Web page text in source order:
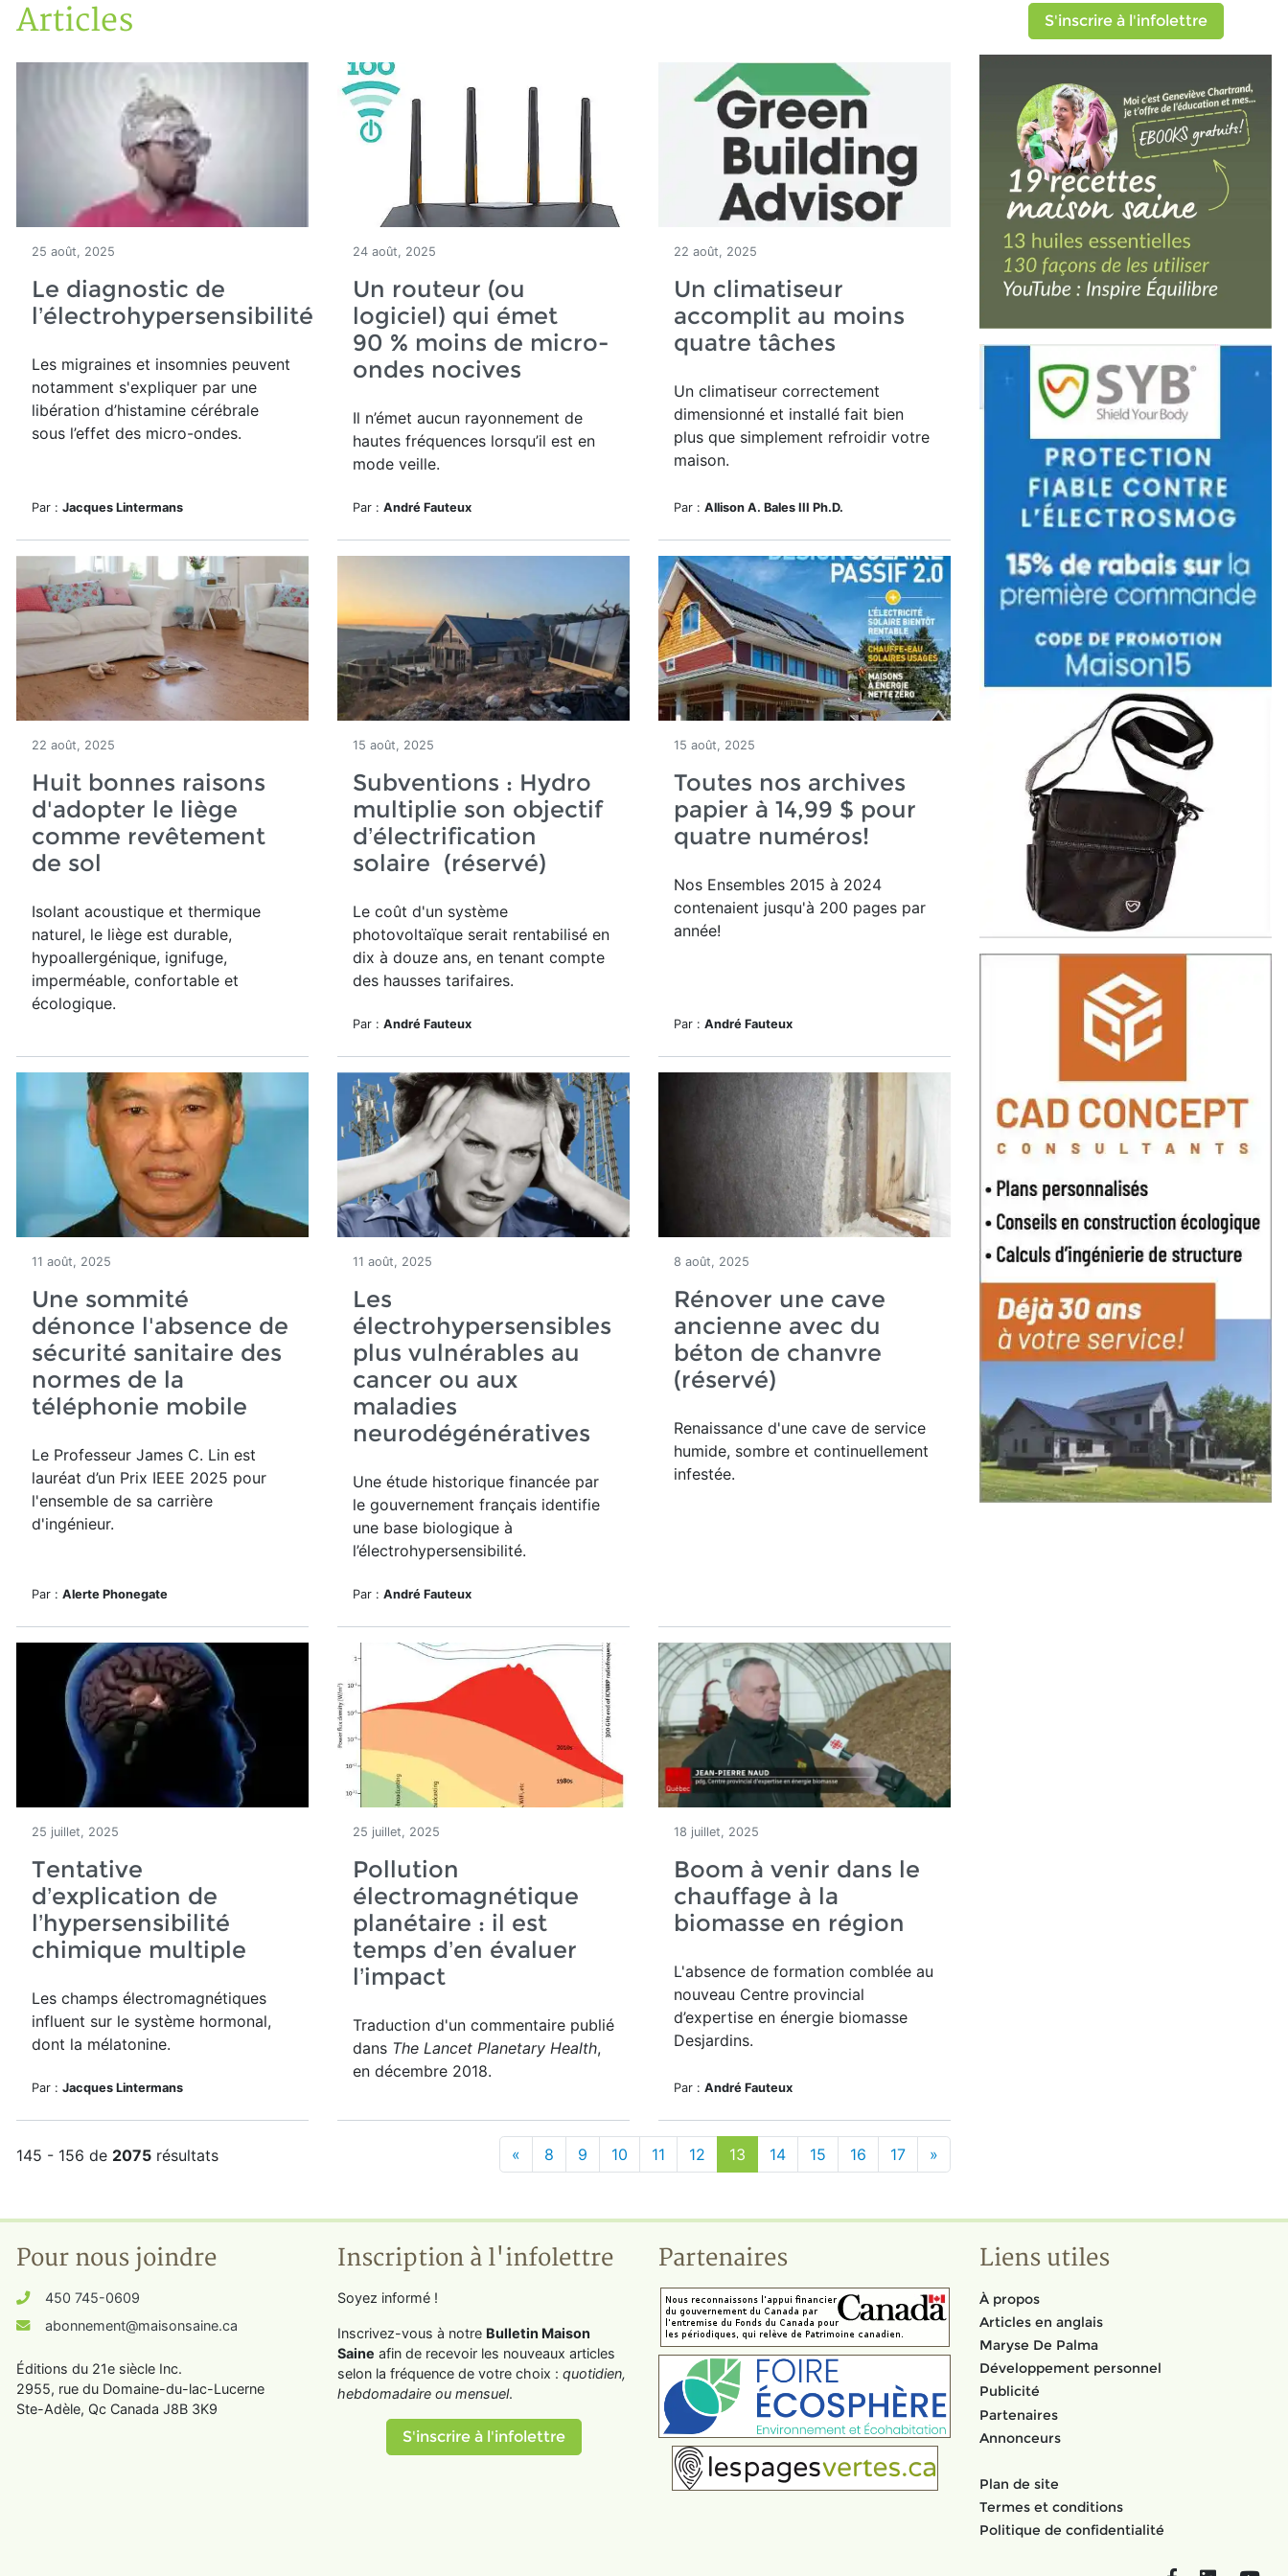
Accueil
Articles
Articles
25 août, 2025
Le diagnostic de
l’électrohypersensibilité
Les migraines et insomnies peuvent
notamment s'expliquer par une
libération d’histamine cérébrale
sous l’effet des micro-ondes.
Par : Jacques Lintermans
24 août, 2025
Un routeur (ou
logiciel) qui émet
90 % moins de micro-
ondes nocives
Il n’émet aucun rayonnement de
hautes fréquences lorsqu’il est en
mode veille.
Par : André Fauteux
22 août, 2025
Un climatiseur
accomplit au moins
quatre tâches
Un climatiseur correctement
dimensionné et installé fait bien
plus que simplement refroidir votre
maison.
Par : Allison A. Bales III Ph.D.
22 août, 2025
Huit bonnes raisons
d'adopter le liège
comme revêtement
de sol
Isolant acoustique et thermique
naturel, le liège est durable,
hypoallergénique, ignifuge,
imperméable, confortable et
écologique.
15 août, 2025
Subventions : Hydro
multiplie son objectif
d’électrification
solaire (réservé)
Le coût d'un système
photovoltaïque serait rentabilisé en
dix à douze ans, en tenant compte
des hausses tarifaires.
Par : André Fauteux
15 août, 2025
Toutes nos archives
papier à 14,99 $ pour
quatre numéros!
Nos Ensembles 2015 à 2024
contenaient jusqu'à 200 pages par
année!
Par : André Fauteux
11 août, 2025
Une sommité
dénonce l'absence de
sécurité sanitaire des
normes de la
téléphonie mobile
Le Professeur James C. Lin est
lauréat d’un Prix IEEE 2025 pour
l'ensemble de sa carrière
d'ingénieur.
Par : Alerte Phonegate
11 août, 2025
Les
électrohypersensibles
plus vulnérables au
cancer ou aux
maladies
neurodégénératives
Une étude historique financée par
le gouvernement français identifie
une base biologique à
l’électrohypersensibilité.
Par : André Fauteux
8 août, 2025
Rénover une cave
ancienne avec du
béton de chanvre
(réservé)
Renaissance d'une cave de service
humide, sombre et continuellement
infestée.
25 juillet, 2025
Tentative
d’explication de
l’hypersensibilité
chimique multiple
Les champs électromagnétiques
influent sur le système hormonal,
dont la mélatonine.
Par : Jacques Lintermans
25 juillet, 2025
Pollution
électromagnétique
planétaire : il est
temps d’en évaluer
l’impact
Traduction d'un commentaire publié
dans The Lancet Planetary Health,
en décembre 2018.
18 juillet, 2025
Boom à venir dans le
chauffage à la
biomasse en région
L'absence de formation comblée au
nouveau Centre provincial
d’expertise en énergie biomasse
Desjardins.
Par : André Fauteux
145 - 156 de 2075 résultats « 8 9 10 11 12 13 14 15 16 17 »
S'inscrire à l'infolettre
Pour nous joindre
450 745-0609
abonnement@maisonsaine.ca
Éditions du 21e siècle Inc.
2955, rue du Domaine-du-lac-Lucerne
Ste-Adèle, Qc Canada J8B 3K9
Inscription à l'infolettre
Soyez informé !
Inscrivez-vous à notre Bulletin Maison
Saine afin de recevoir les nouveaux articles
selon la fréquence de votre choix : quotidien,
hebdomadaire ou mensuel.
S'inscrire à l'infolettre
Partenaires Liens utiles
À propos
Articles en anglais
Maryse De Palma
Développement personnel
Publicité
Partenaires
Annonceurs
Plan de site
Termes et conditions
Politique de confidentialité